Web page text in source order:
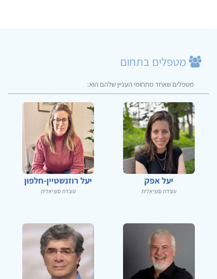
מטפלים בתחום
מטפלים שאחד מתחומי העניין שלהם הוא:
יעל אפק
עובדת סוציאלית
יעל רוזנשטיין-חלפון
עובדת סוציאלית